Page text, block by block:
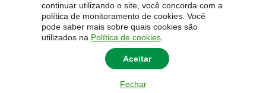
continuar utilizando o site, você concorda com a
política de monitoramento de cookies. Você
pode saber mais sobre quais cookies são
utilizados na Política de cookies
Aceitar
Fechar
https://sites.unipampa.edu.br/adafi/creative-commons
https://creativecommons.org/
licenses/by-nc-sa/4.0
Comissão Permanente de Promoção da Cultura de Paz